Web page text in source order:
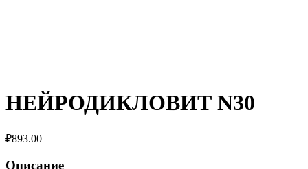
НЕЙРОДИКЛОВИТ N30
₽893.00
Описание